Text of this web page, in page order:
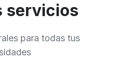
servicios
para todas tus